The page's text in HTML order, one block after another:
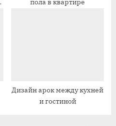
пола в квартире
Дизайн арок между кухней
и гостиной